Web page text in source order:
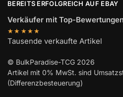
BEREITS ERFOLGREICH AUF EBAY
Verkäufer mit Top-
★★★★★
Tausende verkaufte Artikel
© BulkParadise-TCG 2026
Artikel mit 0% MwSt. sind
(Differenzbesteuerung)